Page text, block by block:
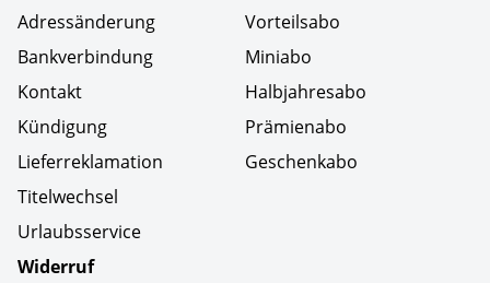
Adressänderung
Bankverbindung
Kontakt
Kündigung
Lieferreklamation
Titelwechsel
Urlaubsservice
Widerruf
Vorteilsabo
Miniabo
Halbjahresabo
Prämienabo
Geschenkabo